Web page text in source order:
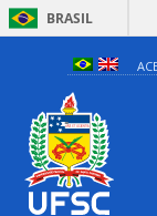
BRASIL